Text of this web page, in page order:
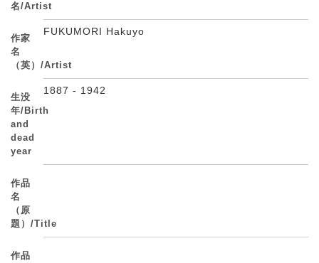
名/Artist
作家
名
（英）/Artist
FUKUMORI Hakuyo
生没
年/Birth
and
dead
year
1887 - 1942
作品
名
（原
題）/Title
作品